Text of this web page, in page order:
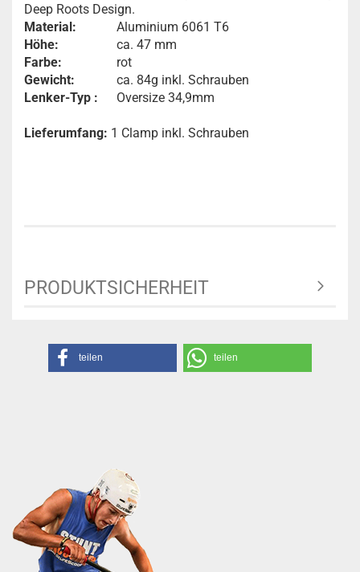
Deep Roots Design.
Material:
Höhe:
Farbe:
Gewicht:
Lenker-Typ :
Aluminium 6061 T6
ca. 47 mm
rot
ca. 84g inkl. Schrauben
Oversize 34,9mm
Lieferumfang: 1 Clamp inkl. Schrauben
PRODUKTSICHERHEIT
teilen teilen